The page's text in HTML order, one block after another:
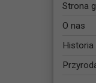
Strona
O nas
Historia